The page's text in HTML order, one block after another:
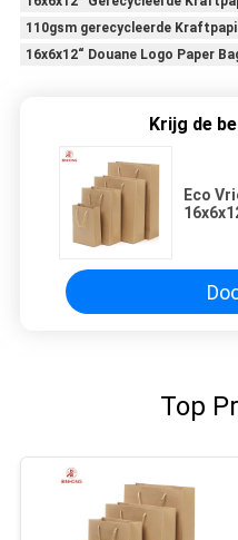
110gsm gerecycleerde
16x6x12“ Douane Logo Paper
Krijg de
Eco
Top